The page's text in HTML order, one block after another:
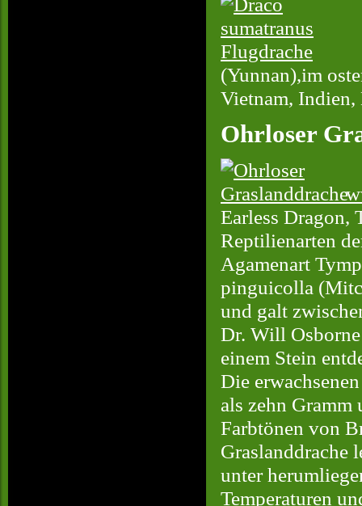
(Yunnan),im
Vietnam, Indien,
Ohrloser
Earless Dragon,
Reptilienarten
Agamenart
pinguicolla
und galt
Dr. Will
einem Stein
Die
als zehn
Farbtönen von
Graslanddrache
unter
Temperaturen